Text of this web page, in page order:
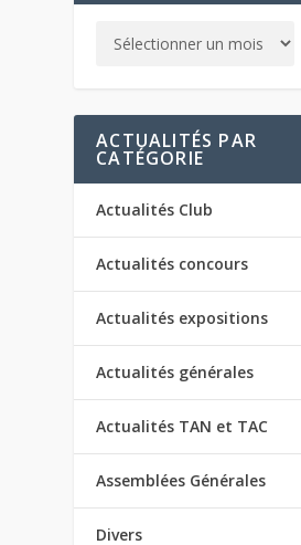
ACTUALITÉS PAR
CATÉGORIE
Actualités Club
Actualités concours
Actualités expositions
Actualités générales
Actualités TAN et TAC
Assemblées Générales
Divers